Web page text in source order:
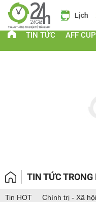
Lịch Tin
TIN TỨC AFF CUP
TIN TỨC TRONG
Tin HOT Chính trị - Xã hội